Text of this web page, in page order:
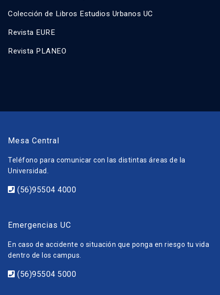
Colección de Libros Estudios Urbanos UC
Revista EURE
Revista PLANEO
Mesa Central
Teléfono para comunicar con las distintas áreas de la
Universidad.
(56)95504 4000
Emergencias UC
En caso de accidente o situación que ponga en riesgo tu vida
dentro de los campus.
(56)95504 5000